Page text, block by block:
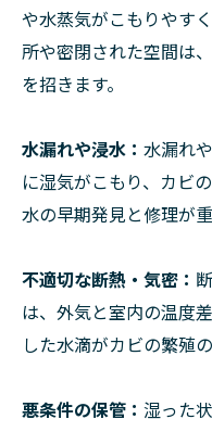
や水蒸気がこもりやす
所や密閉された空間は
を招きます。
水漏れや浸水： 水漏れ
に湿気がこもり、カビ
水の早期発見と修理が重
不適切な断熱・気密：
は、外気と室内の温度
した水滴がカビの繁殖
悪条件の保管： 湿った